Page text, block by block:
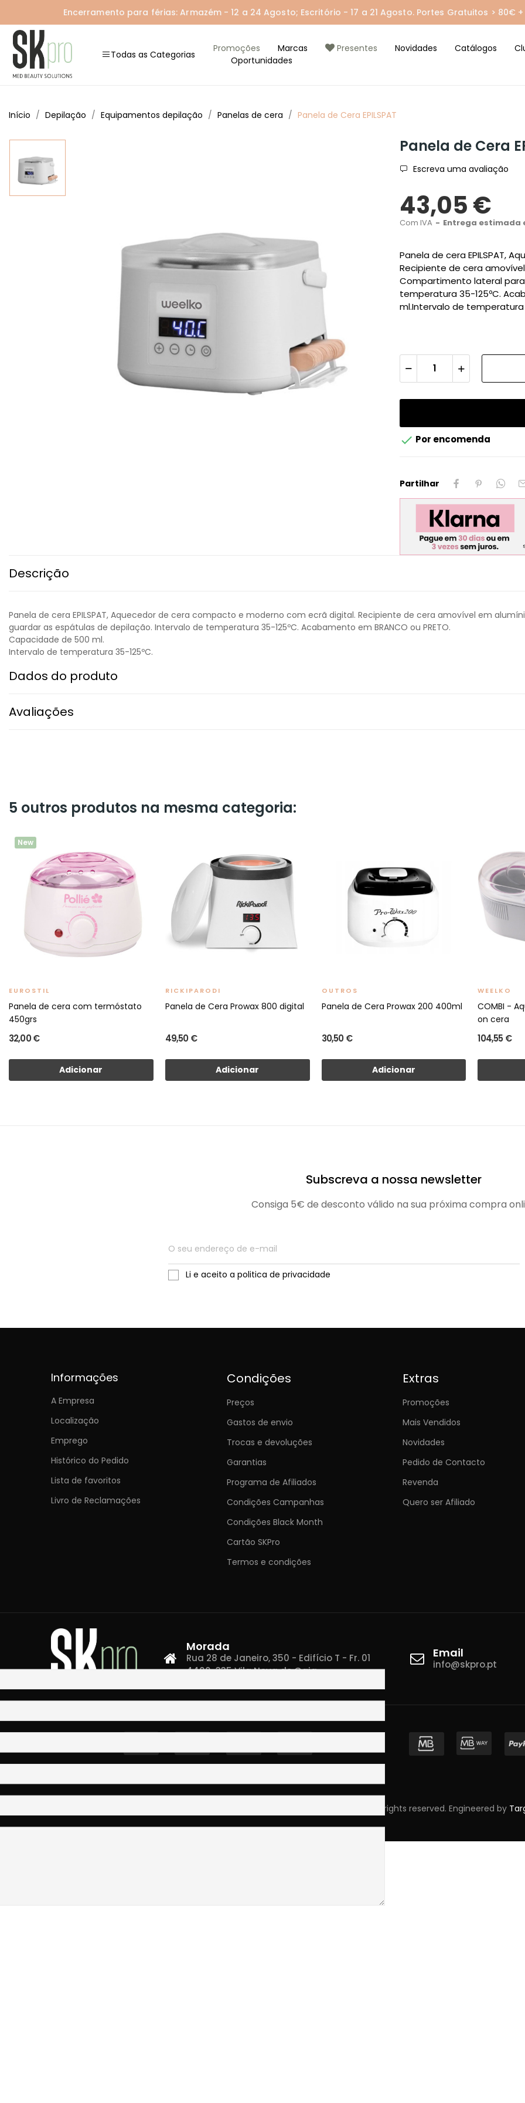
Encerramento para férias: Armazém - 12 a 24 Agosto; Escritório - 17 a 21 Agosto. Portes Gratuitos > 80€
Todas as Categorias
Promoções Marcas Presentes Novidades Catálogos
Oportunidades
Início Depilação Equipamentos depilação Panelas de cera Panela de Cera EPILSPAT
Panela de Cera
Escreva uma avaliação
43,05 €
Com IVA Entrega estimada
Panela de cera EPILSPAT,
Recipiente de cera
Compartimento lateral
temperatura 35-125ºC.
ml.Intervalo de temperatura
 Por encomenda
Partilhar
Descrição
Panela de cera EPILSPAT, Aquecedor de cera compacto e moderno com ecrã digital. Recipiente de cera amovível em
guardar as espátulas de depilação. Intervalo de temperatura 35-125ºC. Acabamento em BRANCO ou PRETO.
Capacidade de 500 ml.
Intervalo de temperatura 35-125ºC.
Dados do produto
Avaliações
5 outros produtos na mesma categoria:
New
EUROSTIL
Panela de cera com termóstato
450grs
32,00 €
Adicionar
RICKIPARODI
Panela de Cera Prowax 800 digital
49,50 €
Adicionar
OUTROS
Panela de Cera Prowax 200 400ml
30,50 €
Adicionar
WEELKO
COMBI -
on cera
104,55 €
Subscreva a nossa newsletter
Consiga 5€ de desconto válido na sua próxima compra
Li e aceito a politica de privacidade
Informações
A Empresa
Localização
Emprego
Histórico do Pedido
Lista de favoritos
Livro de Reclamações
Condições
Preços
Gastos de envio
Trocas e devoluções
Garantias
Programa de Afiliados
Condições Campanhas
Condições Black Month
Cartão SKPro
Termos e condições
Extras
Promoções
Mais Vendidos
Novidades
Pedido de Contacto
Revenda
Quero ser Afiliado
Morada
Rua 28 de Janeiro, 350 - Edifício T - Fr. 01
4400-335 Vila Nova de Gaia
Email
info@skpro.pt
Copyright © 2023 Skpro, Lda. All rights reserved. Engineered by